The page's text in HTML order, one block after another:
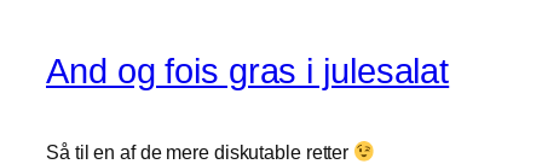
And og fois gras i julesalat
Så til en af de mere diskutable retter